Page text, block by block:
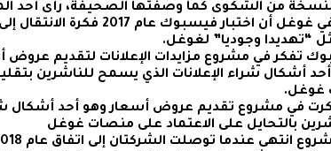
من الشكوى كما وصفتها الصحيفة، رأى أحد
التنفيذيين في غوغل أن اختبار فيسبوك عام 2017
“تهديدا وجوديا” لغوغل.
تفكر في مشروع مزايدات الإعلانات لتقديم عروض
أشكال شراء الإعلانات الذي يسمح للناشرين
غوغل.
في مشروع تقديم عروض أسعار وهو أحد أشكال
بالتحايل على الاعتماد على منصات غوغل